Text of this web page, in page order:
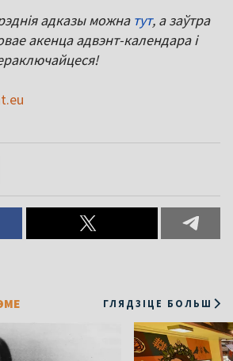
адказы можна тут, а заўтра
акенца адвэнт-календара і
ГЛЯДЗІЦЕ БОЛЬШ